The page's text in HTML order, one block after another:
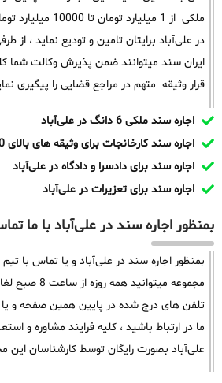
ملکی از 1 میلیارد
در علی‌آباد برایتان تامین و تودیع نماید ، از
ایران سند میتوانند ضمن پذیرش وکالت شما
قرار وثیقه متهم در مراجع قضایی را پیگیری
اجاره سند ملکی 6 دانگ در علی‌آباد
اجاره سند کارخانجات برای وثیقه های بالای 1000 میلیارد در علی‌آباد
اجاره سند برای دادسرا و دادگاه در علی‌آباد
اجاره سند برای تعزیرات در علی‌آباد
بمنظور اجاره سند در علی‌آباد با ما
بمنظور اجاره سند در علی‌آباد و یا تماس با
تلفن های درج شده در پایین همین صفحه و یا
ما در ارتباط باشید ، کلیه فرایند مشاوره و
علی‌آباد بصورت رایگان توسط کارشناسان این